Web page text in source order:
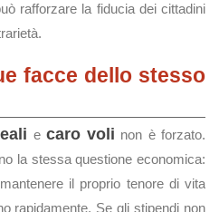
rafforzare la fiducia dei cittadini
facce dello stesso
e caro voli non è forzato.
la stessa questione economica:
il proprio tenore di vita
rapidamente. Se gli stipendi non